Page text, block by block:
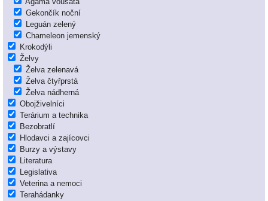
Gekončík noční
Leguán zelený
Chameleon jemenský
Krokodýli
Želvy
Želva zelenavá
Želva čtyřprstá
Želva nádherná
Obojživelníci
Terárium a technika
Bezobratlí
Hlodavci a zajícovci
Burzy a výstavy
Literatura
Legislativa
Veterina a nemoci
Terahádanky